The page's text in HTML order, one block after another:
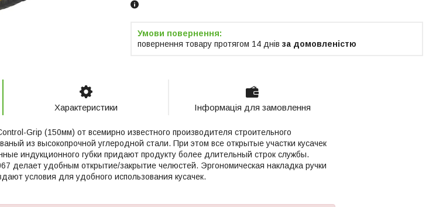
повернення товару протягом 14 днів за домовленістю
Характеристики Інформація для замовлення
Grip (150мм) от всемирно известного производителя строительного
из высокопрочной углеродной стали. При этом все открытые участки кусачек
индукционного губки придают продукту более длительный строк службы.
делает удобным открытие/закрытие челюстей. Эргономическая накладка ручки
условия для удобного использования кусачек.